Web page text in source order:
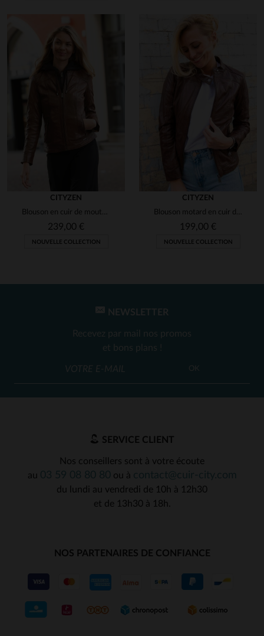
CITYZEN
Blouson en cuir de mouton cognac, slim fit, avec capuche amovible.
239,00 €
NOUVELLE COLLECTION
CITYZEN
Blouson motard en cuir de mouton marron, coupe ajustée et élégant.
199,00 €
NOUVELLE COLLECTION
NEWSLETTER
Recevez par mail nos promos
et bons plans !
OK
SERVICE CLIENT
Nos conseillers sont à votre écoute
au
ou à
du lundi au vendredi de 10h à 12h30
et de 13h30 à 18h.
NOS PARTENAIRES DE CONFIANCE